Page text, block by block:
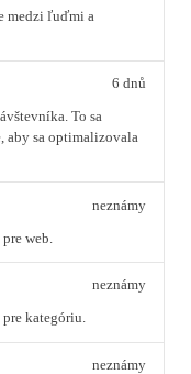
medzi ľuďmi a
To sa
aby sa optimalizovala
6 dnů
web.
neznámy
kategóriu.
neznámy
neznámy